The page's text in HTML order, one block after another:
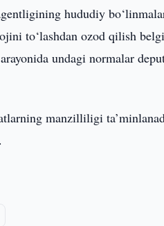
hududiy
to‘lashdan ozod qilish
undagi normalar
manzilliligi